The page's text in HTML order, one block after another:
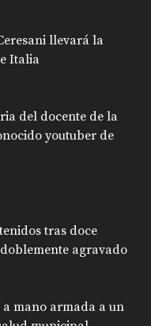
llevará la
Italia
del docente de la
youtuber de
tras doce
agravado
mano armada a un